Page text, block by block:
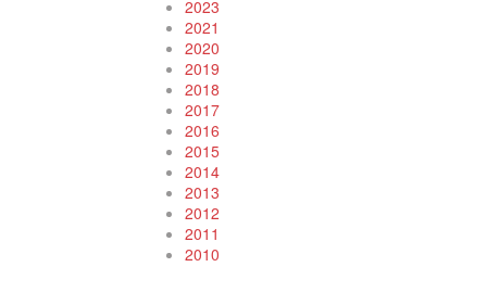
2023
2021
2020
2019
2018
2017
2016
2015
2014
2013
2012
2011
2010